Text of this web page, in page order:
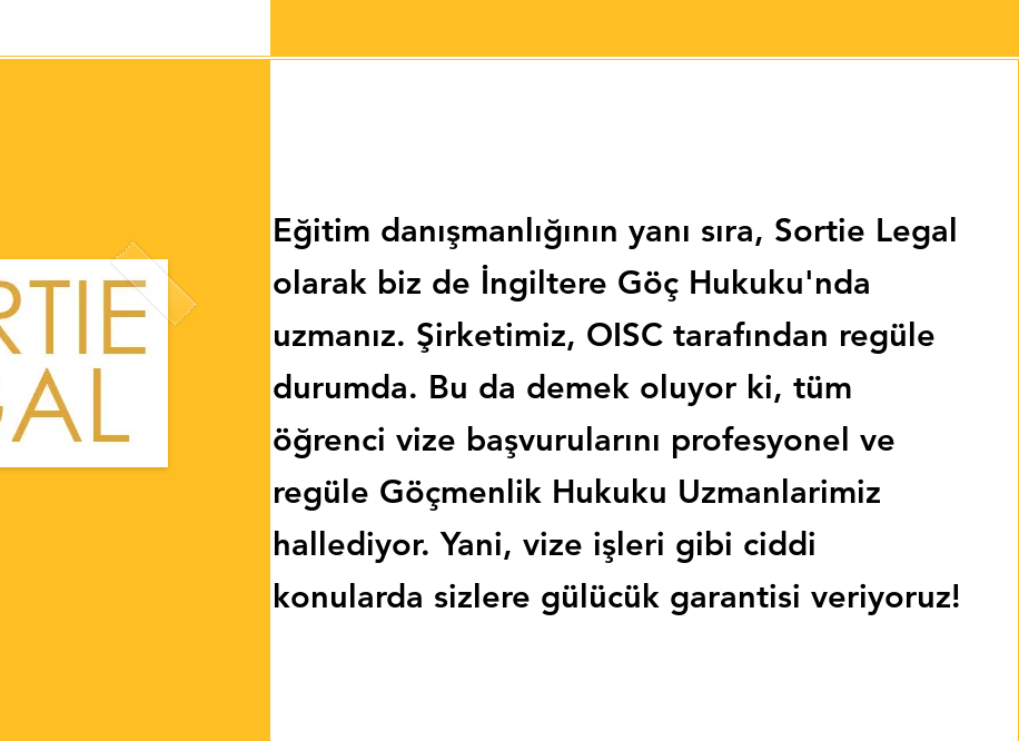
Eğitim danışmanlığının yanı sıra, Sortie Legal
olarak biz de İngiltere Göç Hukuku'nda
uzmanız. Şirketimiz, OISC tarafından regüle
durumda. Bu da demek oluyor ki, tüm
öğrenci vize başvurularını profesyonel ve
regüle Göçmenlik Hukuku Uzmanlarimiz
hallediyor. Yani, vize işleri gibi ciddi
konularda sizlere gülücük garantisi veriyoruz!